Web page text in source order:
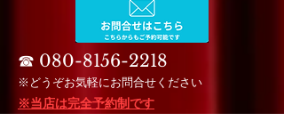
☎︎ 080-8156-2218
※どうぞお気軽にお問合せください
※当店は完全予約制です